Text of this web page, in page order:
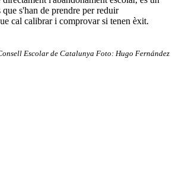
s'han de prendre per reduir
cal calibrar i comprovar si tenen èxit.
Escolar de Catalunya Foto: Hugo Fernández